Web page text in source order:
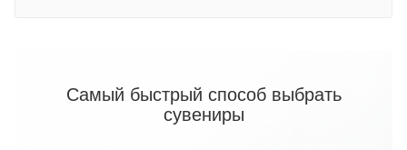
Самый быстрый способ выбрать
сувениры